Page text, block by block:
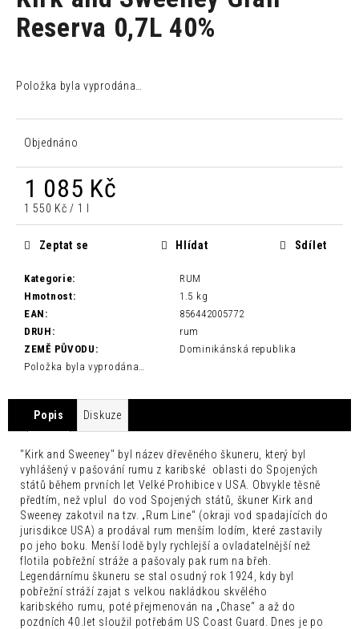
0,0
Reserva 0,7L 40%
Položka byla vyprodána…
Objednáno
1 085 Kč
Měrná
cena:
1 550 Kč / 1 l
Kategorie:
RUM
Hmotnost:
1.5 kg
EAN :
856442005772
DRUH :
rum
ZEMĚ PŮVODU :
Dominikánská republika
Položka byla vyprodána…
Zeptat se Hlídat Sdílet
Popis Diskuze
"Kirk and Sweeney" byl název dřevěného škuneru, který byl
vyhlášený v pašování rumu z karibské oblasti do Spojených
států během prvních let Velké Prohibice v USA. Obvykle těsně
předtím, než vplul do vod Spojených států, škuner Kirk and
Sweeney zakotvil na tzv. „Rum Line“ (okraji vod spadajících do
jurisdikce USA) a prodával rum menším lodím, které zastavily
po jeho boku. Menší lodě byly rychlejší a ovladatelnější než
flotila pobřežní stráže a pašovaly pak rum na břeh.
Legendárnímu škuneru se stal osudný rok 1924, kdy byl
pobřežní stráží zajat s velkou nakládkou skvělého
karibského rumu, poté přejmenován na „Chase“ a až do
pozdních 40.let sloužil potřebám US Coast Guard. Dnes je po
a
j
t
HLEDAT
D
o
p
o
u
j
m
e
SEICHA
MATCHA
LIMETKA
0,33L
42
Kč